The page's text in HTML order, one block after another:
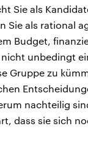
Sie als
Sie als rational
Budget,
unbedingt
Gruppe zu
nachteilig
dass sie sich